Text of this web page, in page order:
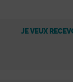
JE VEUX